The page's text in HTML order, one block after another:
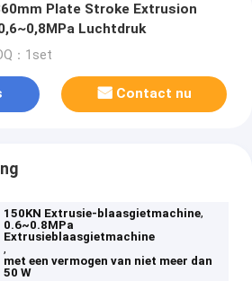
Plate Stroke Extrusion
Luchtdruk
：1set
Contact nu
150KN Extrusie-blaasgietmachine,
0.6~0.8MPa
Extrusieblaasgietmachine
,
met een vermogen van niet meer dan
50 W